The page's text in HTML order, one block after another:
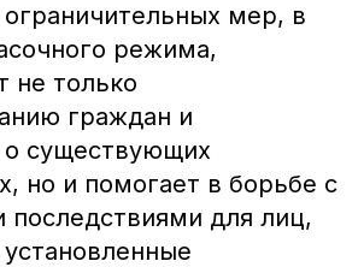
мер, в
режима,
не только
граждан и
о существующих
но и помогает в борьбе с
последствиями для лиц,